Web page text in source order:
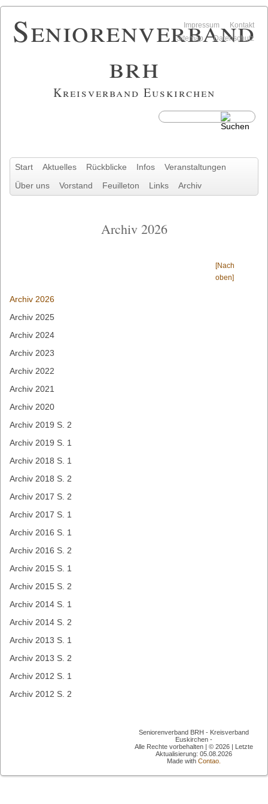
Seniorenverband
brh
Kreisverband Euskirchen
Navigation
überspringen
Start Aktuelles Rückblicke Infos
Veranstaltungen
Über uns
Vorstand Feuilleton Links Archiv
überspringen
Kontakt
Impressum
Datenschutz
Sitemap
Archiv 2026
[Nach
oben]
Navigation
Archiv 2026
Archiv 2025
Archiv 2024
Archiv 2023
Archiv 2022
Archiv 2021
Archiv 2020
Archiv 2019 S. 2
Archiv 2019 S. 1
Archiv 2018 S. 1
Archiv 2018 S. 2
Archiv 2017 S. 2
Archiv 2017 S. 1
Archiv 2016 S. 1
Archiv 2016 S. 2
Archiv 2015 S. 1
Archiv 2015 S. 2
Archiv 2014 S. 1
Archiv 2014 S. 2
Archiv 2013 S. 1
Archiv 2013 S. 2
Archiv 2012 S. 1
Archiv 2012 S. 2
Seniorenverband BRH - Kreisverband
Euskirchen -
Alle Rechte vorbehalten | © 2026 | Letzte
Aktualisierung: 05.08.2026
Made with Contao.